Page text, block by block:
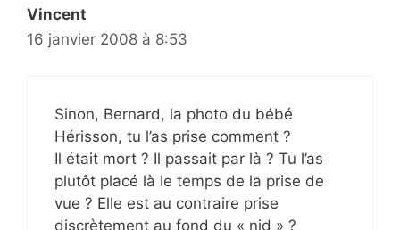
Vincent
16 janvier 2008 à 8:53
Sinon, Bernard, la photo du bébé
Hérisson, tu l’as prise comment ?
Il était mort ? Il passait par là ? Tu l’as
plutôt placé là le temps de la prise de
vue ? Elle est au contraire prise
discrètement au fond du « nid » ?